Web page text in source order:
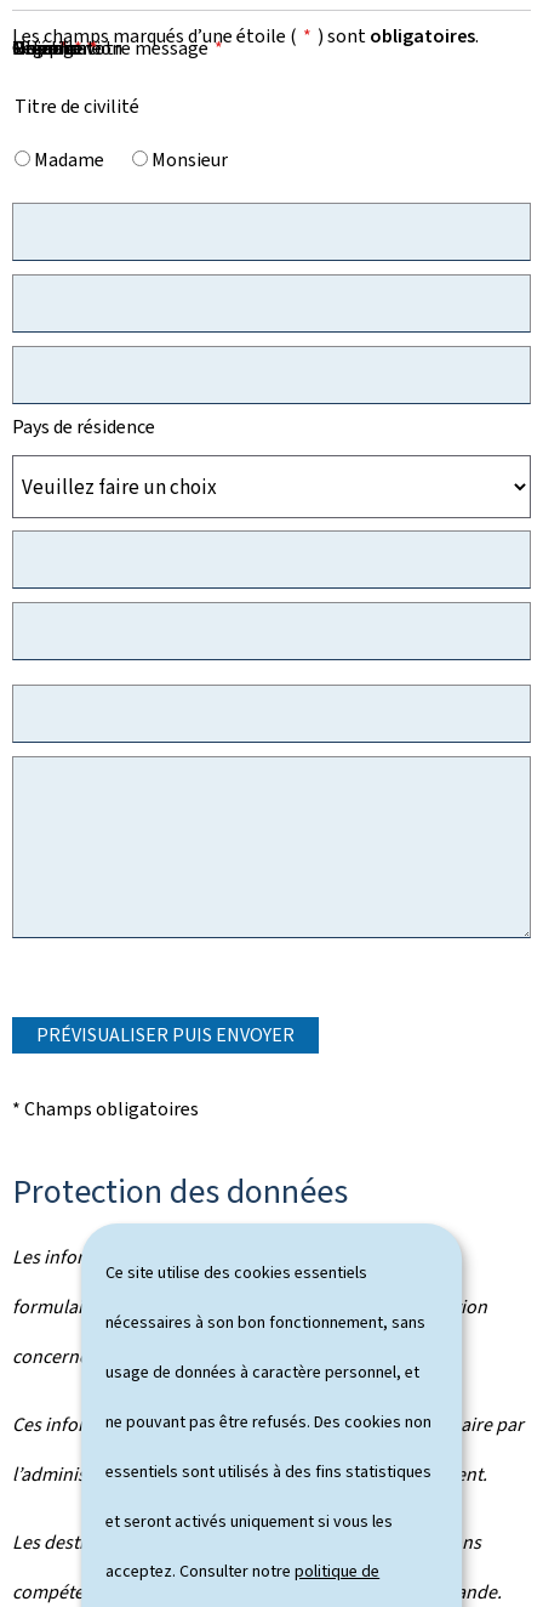
Ce site utilise des cookies essentiels
nécessaires à son bon fonctionnement, sans
usage de données à caractère personnel, et
ne pouvant pas être refusés. Des cookies non
essentiels sont utilisés à des fins statistiques
et seront activés uniquement si vous les
acceptez. Consulter notrepolitique de
Les champs marqués d’une étoile ( * ) sontobligatoires.
Titre de civilité
Madame Monsieur
Prénom *
Nom *
Organisation
Pays de résidence
E-mail *
Téléphone
Objet de votre message *
Message *
PRÉVISUALISER PUIS ENVOYER
* Champs obligatoires
Protection des données
Les informations qui vous concernent recueillies sur ce
formulaire font l’objet d’un traitement par l’administration
concernée afin de mener à bien votre demande.
Ces informations sont conservées pour la durée nécessaire par
l’administration à la réalisation de la finalité du traitement.
Les destinataires de vos données sont les administrations
compétentes dans le cadre du traitement de votre demande.